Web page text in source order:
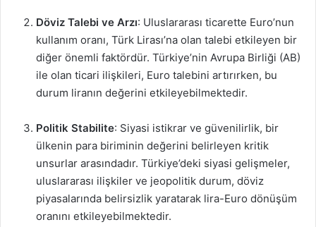
Döviz Talebi ve Arzı: Uluslararası ticarette Euro’nun
kullanım oranı, Türk Lirası’na olan talebi etkileyen bir
diğer önemli faktördür. Türkiye’nin Avrupa Birliği (AB)
ile olan ticari ilişkileri, Euro talebini artırırken, bu
durum liranın değerini etkileyebilmektedir.
Politik Stabilite: Siyasi istikrar ve güvenilirlik, bir
ülkenin para biriminin değerini belirleyen kritik
unsurlar arasındadır. Türkiye’deki siyasi gelişmeler,
uluslararası ilişkiler ve jeopolitik durum, döviz
piyasalarında belirsizlik yaratarak lira-Euro dönüşüm
oranını etkileyebilmektedir.